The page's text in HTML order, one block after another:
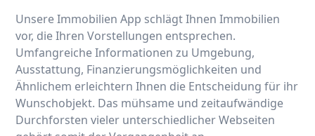
Unsere Immobilien App schlägt Ihnen Immobilien
vor, die Ihren Vorstellungen entsprechen.
Umfangreiche Informationen zu Umgebung,
Ausstattung, Finanzierungsmöglichkeiten und
Ähnlichem erleichtern Ihnen die Entscheidung für ihr
Wunschobjekt. Das mühsame und zeitaufwändige
Durchforsten vieler unterschiedlicher Webseiten